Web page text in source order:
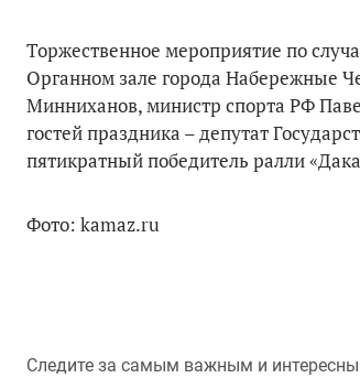
Торжественное мероприятие по
Органном зале города Набережные
Минниханов, министр спорта РФ
гостей праздника – депутат
пятикратный победитель ралли
Фото: kamaz.ru
Следите за самым важным и